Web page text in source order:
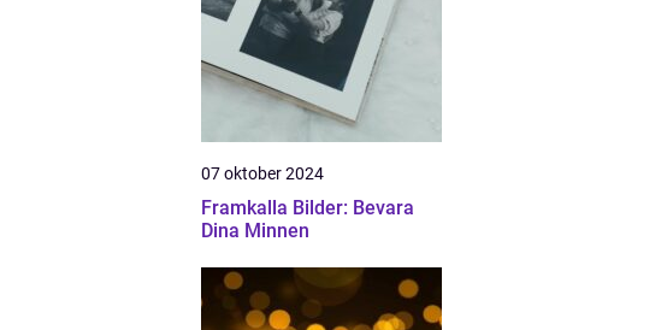
07 oktober 2024
Framkalla Bilder: Bevara
Dina Minnen